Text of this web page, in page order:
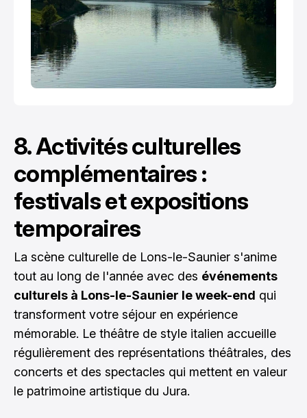
8. Activités culturelles
complémentaires :
festivals et expositions
temporaires
La scène culturelle de Lons-le-Saunier s'anime
tout au long de l'année avec des événements
culturels à Lons-le-Saunier le week-end qui
transforment votre séjour en expérience
mémorable. Le théâtre de style italien accueille
régulièrement des représentations théâtrales, des
concerts et des spectacles qui mettent en valeur
le patrimoine artistique du Jura.